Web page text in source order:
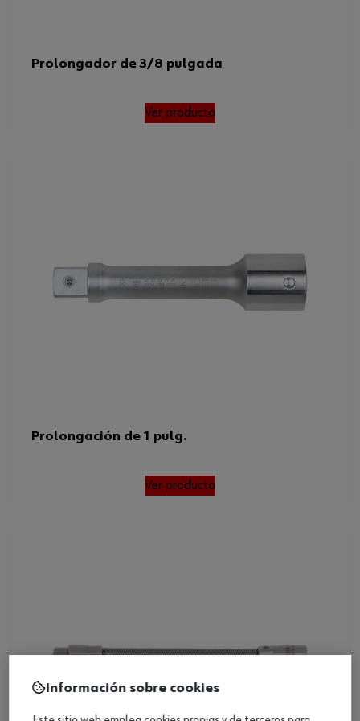
Prolongador de 3/8 pulgada
Ver producto
Prolongación de 1 pulg.
Ver producto
Información sobre cookies